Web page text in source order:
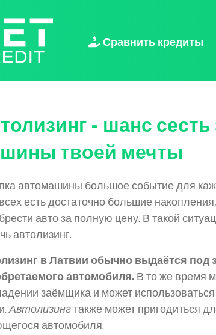
Сравнить кредиты
- шанс сесть
твоей мечты
автомашины большое событие для
есть достаточно большие
авто за полную цену. В такой
автолизинг.
в Латвии обычно выдаётся под
автомобиля.В то же время
заёмщика и может
Автолизингтакже может пригодиться
автомобиля.